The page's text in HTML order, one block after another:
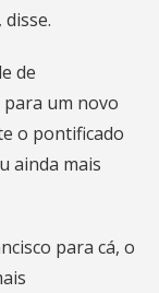
de
um novo
o pontificado
ainda mais
para cá, o